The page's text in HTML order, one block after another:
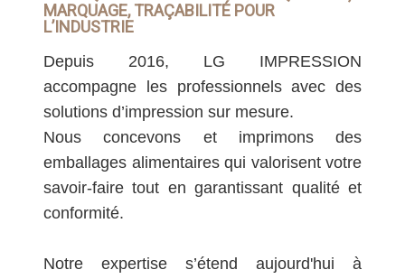
MARQUAGE, TRAÇABILITÉ POUR
L’INDUSTRIE
Depuis 2016, LG IMPRESSION
accompagne les professionnels avec des
solutions d’impression sur mesure.
Nous concevons et imprimons des
emballages alimentaires qui valorisent votre
savoir-faire tout en garantissant qualité et
conformité.
Notre expertise s’étend aujourd'hui à